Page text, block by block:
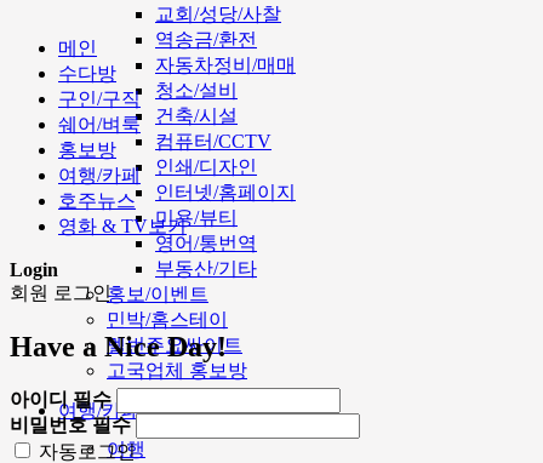
교회/성당/사찰
역송금/환전
자동차정비/매매
청소/설비
건축/시설
컴퓨터/CCTV
인쇄/디자인
인터넷/홈페이지
미용/뷰티
영어/통번역
부동산/기타
홍보/이벤트
민박/홈스테이
멜번주요싸이트
고국업체 홍보방
여행/카페
여행
메인
수다방
구인/구직
쉐어/벼룩
홍보방
여행/카페
호주뉴스
영화 & TV보기
Login
회원 로그인
Have a Nice Day!
아이디 필수
비밀번호필수
자동로그인